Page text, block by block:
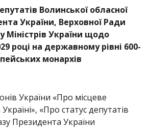
Волинської обласної
України, Верховної Ради
Міністрів України щодо
році на державному рівні 600-
монархів
України «Про місцеве
«Про статус депутатів
Президента України